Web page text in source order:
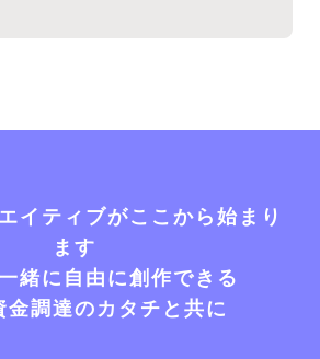
イティブがここから始まり
ます
緒に自由に創作できる
金調達のカタチと共に